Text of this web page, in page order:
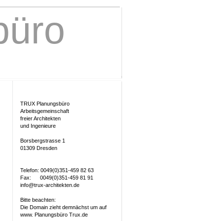
TRUX Planungsbüro
Arbeitsgemeinschaft
freier Architekten
und Ingenieure
Borsbergstrasse 1
01309 Dresden
Telefon: 0049(0)351-459 82 63
Fax: 0049(0)351-459 81 91
info@trux-architekten.de
Bitte beachten:
Die Domain zieht demnächst um auf
www. Planungsbüro Trux.de